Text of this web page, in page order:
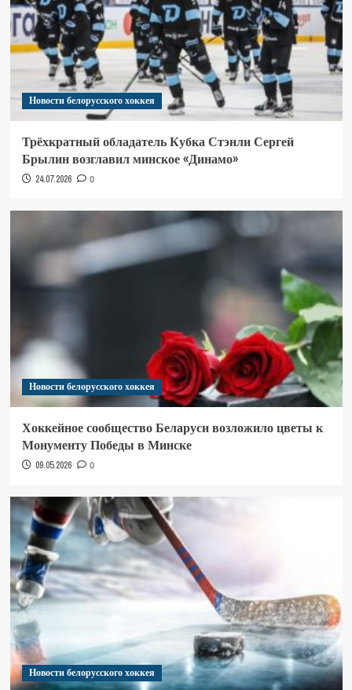
Новости белорусского хоккея
Трёхкратный обладатель Кубка Стэнли Сергей
Брылин возглавил минское «Динамо»
24.07.2026 0
Новости белорусского хоккея
Хоккейное сообщество Беларуси возложило цветы к
Монументу Победы в Минске
09.05.2026 0
Новости белорусского хоккея